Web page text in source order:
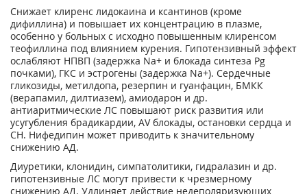
Снижает клиренс лидокаина и ксантинов (кроме
дифиллина) и повышает их концентрацию в плазме,
особенно у больных с исходно повышенным клиренсом
теофиллина под влиянием курения. Гипотензивный эффект
ослабляют НПВП (задержка Na+ и блокада синтеза Pg
почками), ГКС и эстрогены (задержка Na+). Сердечные
гликозиды, метилдопа, резерпин и гуанфацин, БМКК
(верапамил, дилтиазем), амиодарон и др.
антиаритмические ЛС повышают риск развития или
усугубления брадикардии, AV блокады, остановки сердца и
СН. Нифедипин может приводить к значительному
снижению АД.
Диуретики, клонидин, симпатолитики, гидралазин и др.
гипотензивные ЛС могут привести к чрезмерному
снижению АД. Удлиняет действие недеполяризующих